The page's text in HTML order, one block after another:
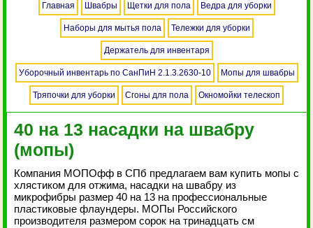
Главная Швабры Щетки для пола Ведра для уборки
Наборы для мытья пола Тележки для уборки
Держатель для инвентаря
Уборочный инвентарь по СанПиН 2.1.3.2630-10 Мопы для швабры
Тряпочки для уборки Сгоны для пола Окномойки телескоп
40 на 13 насадки на швабру
(мопы)
Компания МОПОфф в СПб предлагаем вам купить мопы с
хлястиком для отжима, насадки на швабру из
микрофибры размер 40 на 13 на профессиональные
пластиковые флаундеры. МОПы Российского
производителя размером сорок на тринадцать см